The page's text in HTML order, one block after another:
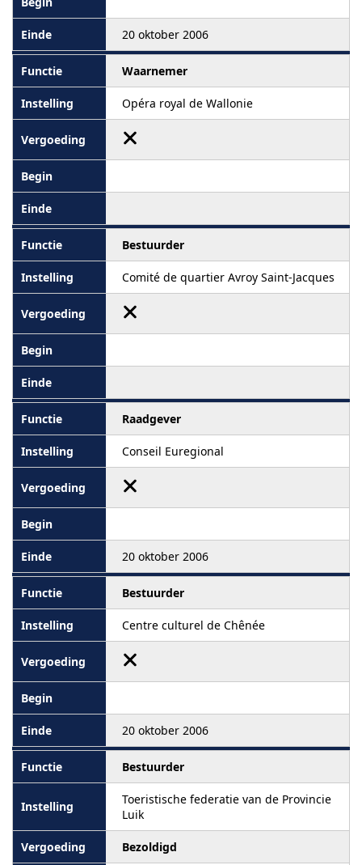
20 oktober 2006
Waarnemer
Opéra royal de Wallonie
Bestuurder
Comité de quartier Avroy Saint-Jacques
Raadgever
Conseil Euregional
20 oktober 2006
Bestuurder
Centre culturel de Chênée
20 oktober 2006
Bestuurder
Toeristische federatie van de Provincie
Luik
Bezoldigd